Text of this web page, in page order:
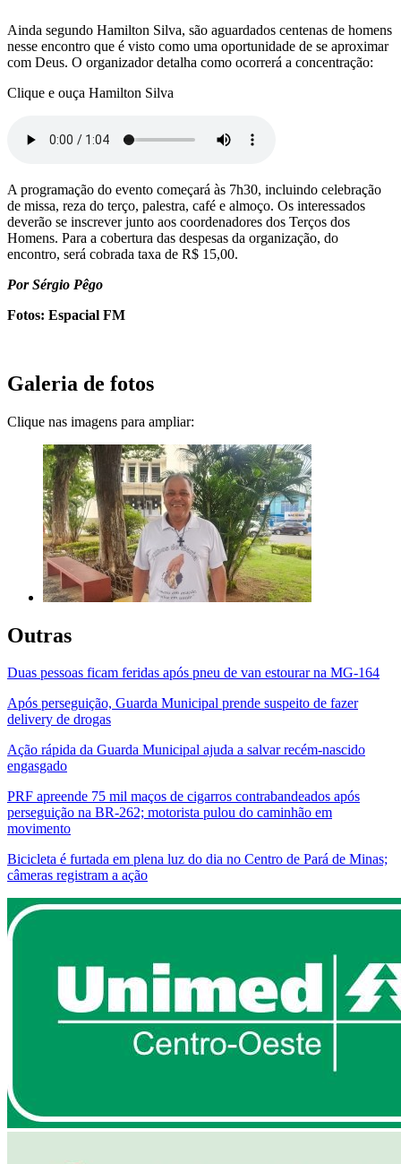
Ainda segundo Hamilton Silva, são aguardados centenas de homens
nesse encontro que é visto como uma oportunidade de se aproximar
com Deus. O organizador detalha como ocorrerá a concentração:
Clique e ouça Hamilton Silva
A programação do evento começará às 7h30, incluindo celebração
de missa, reza do terço, palestra, café e almoço. Os interessados
deverão se inscrever junto aos coordenadores dos Terços dos
Homens. Para a cobertura das despesas da organização, do
encontro, será cobrada taxa de R$ 15,00.
Por Sérgio Pêgo
Fotos: Espacial FM
Galeria de fotos
Clique nas imagens para ampliar:
Outras
Duas pessoas ficam feridas após pneu de van estourar na MG-164
Após perseguição, Guarda Municipal prende suspeito de fazer
delivery de drogas
Ação rápida da Guarda Municipal ajuda a salvar recém-nascido
engasgado
PRF apreende 75 mil maços de cigarros contrabandeados após
perseguição na BR-262; motorista pulou do caminhão em
movimento
Bicicleta é furtada em plena luz do dia no Centro de Pará de Minas;
câmeras registram a ação